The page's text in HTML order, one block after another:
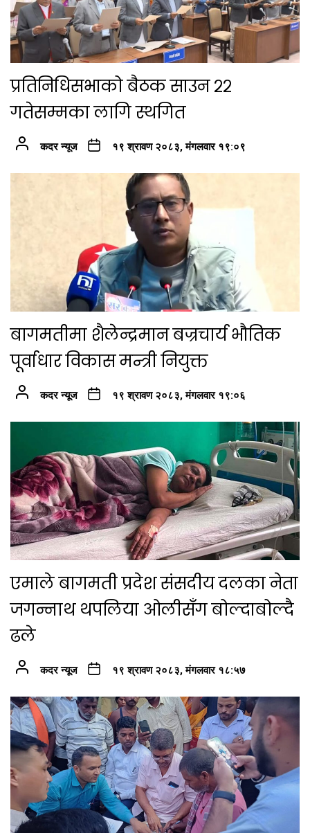
प्रतिनिधिसभाको बैठक साउन २२
गतेसम्मका लागि स्थगित
कदर न्यूज १९ श्रावण २०८३, मंगलवार १९:०९
बागमतीमा शैलेन्द्रमान बज्रचार्य भौतिक
पूर्वाधार विकास मन्त्री नियुक्त
कदर न्यूज १९ श्रावण २०८३, मंगलवार १९:०६
एमाले बागमती प्रदेश संसदीय दलका नेता
जगन्नाथ थपलिया ओलीसँग बोल्दाबोल्दै
ढले
कदर न्यूज १९ श्रावण २०८३, मंगलवार १८:५७